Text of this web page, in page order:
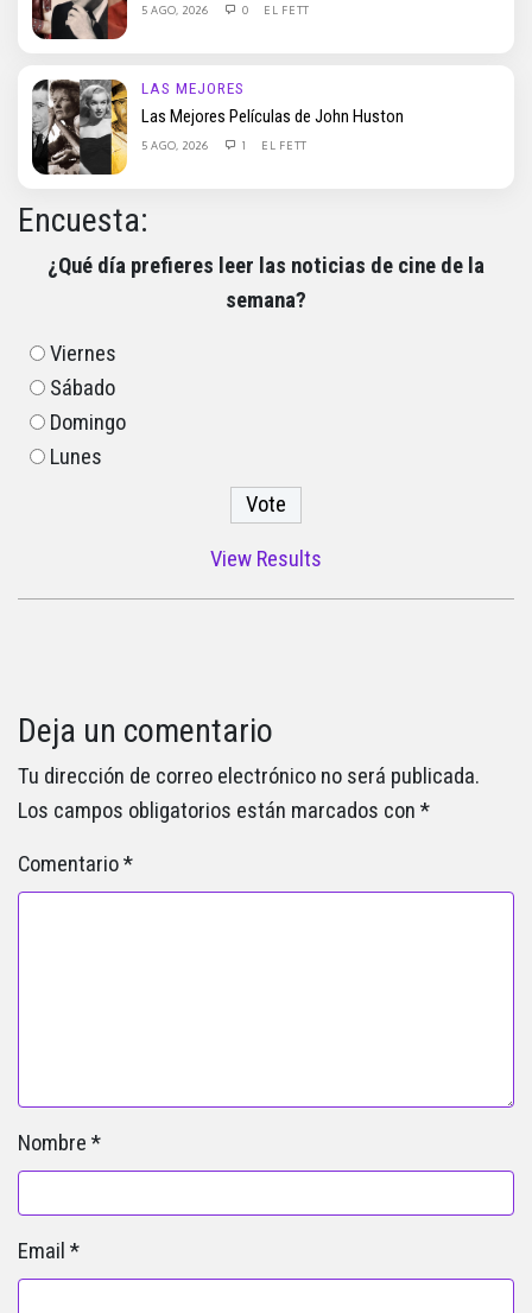
5 AGO, 2026 0 EL FETT
LAS MEJORES
Las Mejores Películas de John Huston
5 AGO, 2026 1 EL FETT
Encuesta:
¿Qué día prefieres leer las noticias de cine de la
semana?
Viernes
Sábado
Domingo
Lunes
View Results
Deja un comentario
Tu dirección de correo electrónico no será publicada.
Los campos obligatorios están marcados con *
Comentario*
Nombre *
Email *